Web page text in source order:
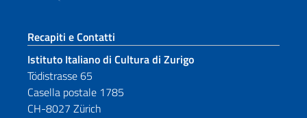
Sezione footer
Recapiti e Contatti
Istituto Italiano di Cultura di Zurigo
Tödistrasse 65
Casella postale 1785
CH-8027 Zürich